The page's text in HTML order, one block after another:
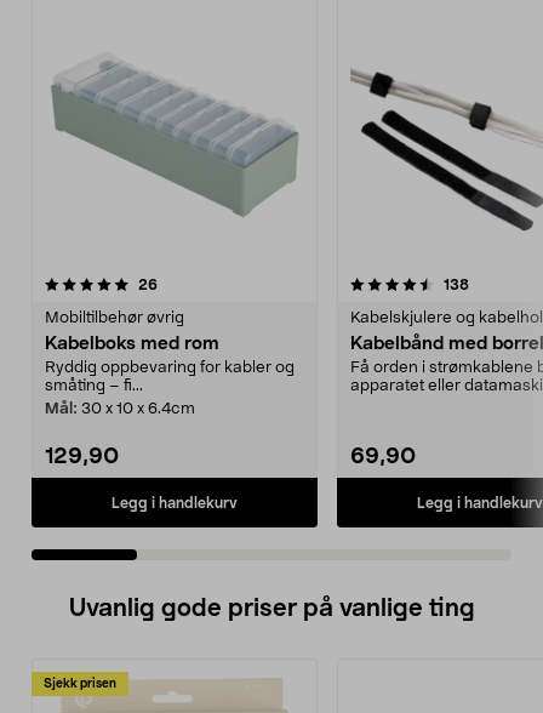
26anmeldelser
Mobiltilbehør øvrig
Kabelboks med rom
Ryddig oppbevaring for kabler og
småting – fi...
Mål: 30 x 10 x 6.4cm
129,90
Legg i handlekurv
4.5 av 5 stjerner 138
Kabelskjulere og
Kabelbånd med
Få orden i strømkablene
apparatet eller
69,90
Legg i handlekurv
4.0 av 5 stjerner
Uvanlig gode priser på vanlige ting
Sjekk prisen